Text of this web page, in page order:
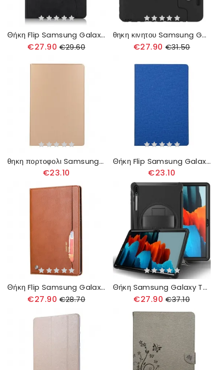
Θήκη Flip Samsung Galaxy Tab S7 Plus / Tab S8 Plus Επαγγελματικό Δερμάτινο Εφέ
€27.90 €29.60
θηκη κινητου Samsung Galaxy Tab S7 Plus / Tab S8 Plus Eva Foam For Kids
€27.90 €31.50
θηκη πορτοφολι Samsung Galaxy Tab S7 Plus / Tab S8 Plus Faux Leather
€23.10
Θήκη Flip Samsung Galaxy Tab S7 Plus / Tab S8 Plus Πανί
€23.10
Θήκη Flip Samsung Galaxy Tab S7 Plus / Tab S8 Plus Σετ Καρτών
€27.90 €28.70
Θήκη Samsung Galaxy Tab S7 Plus / Tab S8 Plus Πολυλειτουργική Επιχείρηση
€27.90 €37.10